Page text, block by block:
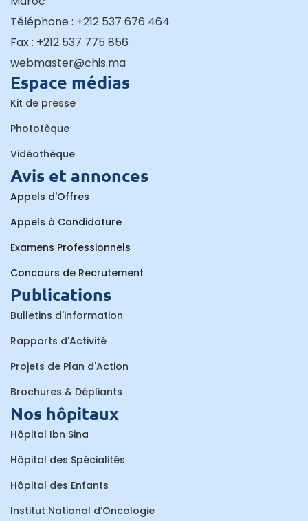
Téléphone : +212 537 676 464
Fax : +212 537 775 856
webmaster@chis.ma
Espace médias
Kit de presse
Phototèque
Vidéothèque
Avis et annonces
Appels d'Offres
Appels à Candidature
Examens Professionnels
Concours de Recrutement
Publications
Bulletins d'information
Rapports d'Activité
Projets de Plan d'Action
Brochures & Dépliants
Nos hôpitaux
Hôpital Ibn Sina
Hôpital des Spécialités
Hôpital des Enfants
Institut National d’Oncologie